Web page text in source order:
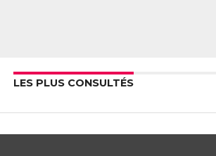
LES PLUS CONSULTÉS